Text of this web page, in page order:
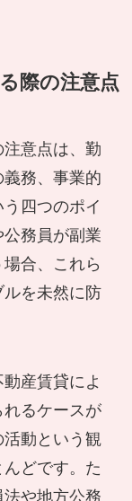
際の注意点
意点は、勤
務、事業的
四つのポイ
務員が副業
合、これら
を未然に防
産賃貸によ
るケースが
動という観
どです。た
や地方公務